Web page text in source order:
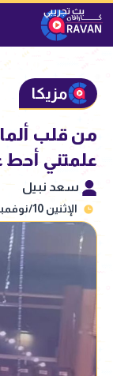
مزيكا
من قلب
علمتني
سعد نبيل
الإثنين 10/نوفمبر/2025 - 10:18 ص